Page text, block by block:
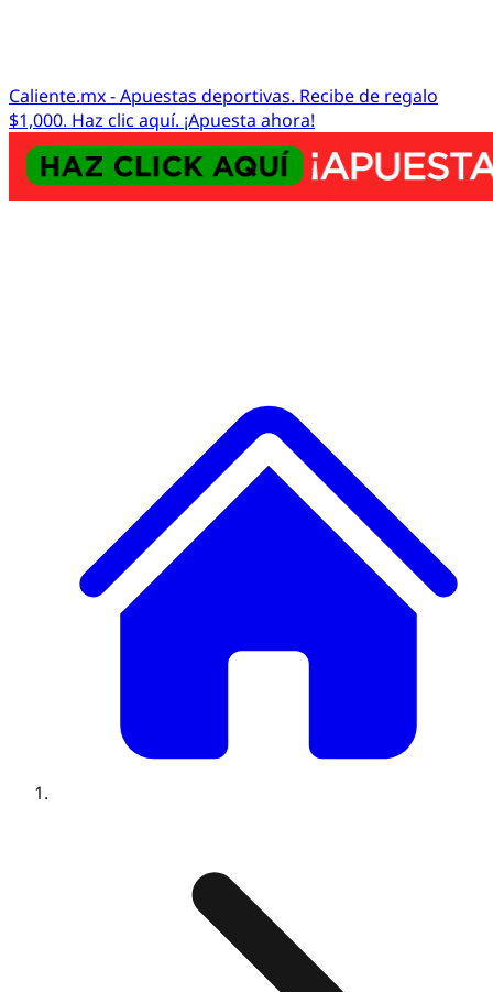
Caliente.mx - Apuestas deportivas. Recibe de regalo
$1,000. Haz clic aquí. ¡Apuesta ahora!